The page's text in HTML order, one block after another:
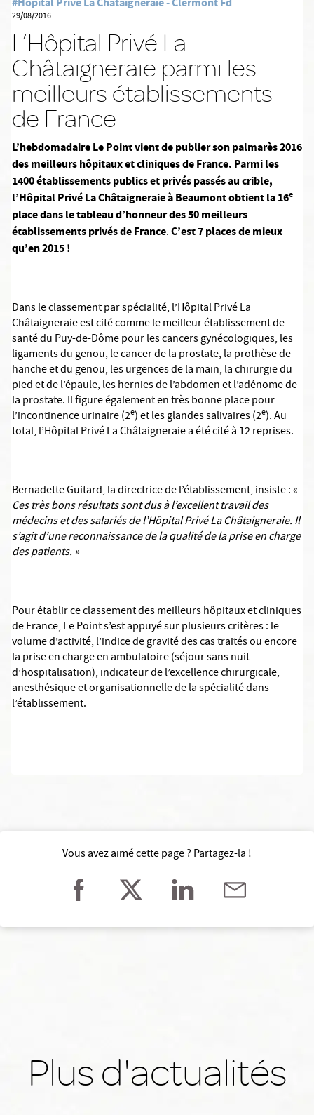
29/08/2016
L’Hôpital Privé La
Châtaigneraie parmi les
meilleurs établissements
de France
L’hebdomadaire Le Point vient de publier son palmarès 2016
des meilleurs hôpitaux et cliniques de France. Parmi les
1400 établissements publics et privés passés au crible,
l’Hôpital Privé La Châtaigneraie à Beaumont obtient la 16e
place dans le tableau d’honneur des 50 meilleurs
établissements privés de France.C’est 7 places de mieux
qu’en 2015 !
Dans le classement par spécialité, l’Hôpital Privé La
Châtaigneraie est cité comme le meilleur établissement de
santé du Puy-de-Dôme pour les cancers gynécologiques, les
ligaments du genou, le cancer de la prostate, la prothèse de
hanche et du genou, les urgences de la main, la chirurgie du
pied et de l’épaule, les hernies de l’abdomen et l’adénome de
la prostate. Il figure également en très bonne place pour
l’incontinence urinaire (2e) et les glandes salivaires (2e). Au
total, l’Hôpital Privé La Châtaigneraie a été cité à 12 reprises.
Bernadette Guitard, la directrice de l’établissement, insiste : «
Ces très bons résultats sont dus à l’excellent travail des
médecins et des salariés de l’Hôpital Privé La Châtaigneraie. Il
s’agit d’une reconnaissance de la qualité de la prise en charge
des patients. »
Pour établir ce classement des meilleurs hôpitaux et cliniques
de France, Le Point s’est appuyé sur plusieurs critères : le
volume d’activité, l’indice de gravité des cas traités ou encore
la prise en charge en ambulatoire (séjour sans nuit
d’hospitalisation), indicateur de l’excellence chirurgicale,
anesthésique et organisationnelle de la spécialité dans
l’établissement.
Vous avez aimé cette page ? Partagez-la !
Plus d'actualités